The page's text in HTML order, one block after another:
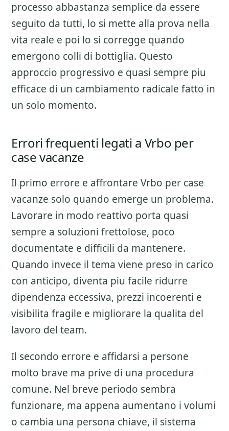
processo abbastanza semplice da essere
seguito da tutti, lo si mette alla prova nella
vita reale e poi lo si corregge quando
emergono colli di bottiglia. Questo
approccio progressivo e quasi sempre piu
efficace di un cambiamento radicale fatto in
un solo momento.
Errori frequenti legati a Vrbo per
case vacanze
Il primo errore e affrontare Vrbo per case
vacanze solo quando emerge un problema.
Lavorare in modo reattivo porta quasi
sempre a soluzioni frettolose, poco
documentate e difficili da mantenere.
Quando invece il tema viene preso in carico
con anticipo, diventa piu facile ridurre
dipendenza eccessiva, prezzi incoerenti e
visibilita fragile e migliorare la qualita del
lavoro del team.
Il secondo errore e affidarsi a persone
molto brave ma prive di una procedura
comune. Nel breve periodo sembra
funzionare, ma appena aumentano i volumi
o cambia una persona chiave, il sistema